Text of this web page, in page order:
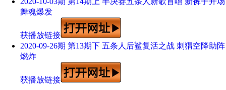
舞魂爆发
获播放链接
2020-09-26期 第13期下 五条人后鲨复活之战 刺猬空降助阵
燃炸
获播放链接